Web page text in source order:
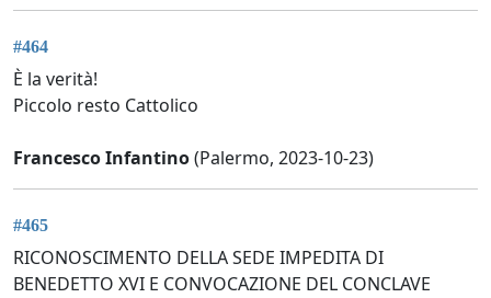
#464
È la verità!
Piccolo resto Cattolico
Francesco Infantino(Palermo, 2023-10-23)
#465
RICONOSCIMENTO DELLA SEDE IMPEDITA DI
BENEDETTO XVI E CONVOCAZIONE DEL CONCLAVE